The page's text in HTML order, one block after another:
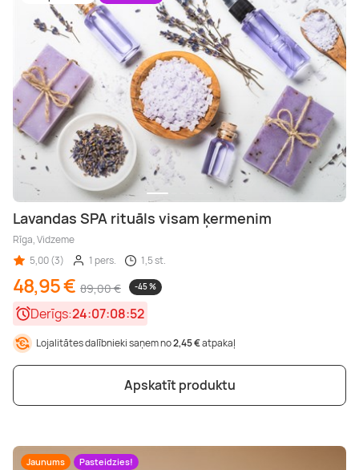
Lavandas SPA rituāls visam ķermenim
Rīga, Vidzeme
5,00 (3)
1 pers. 1,5 st.
48,95 € 89,00 € -45 %
Derīgs:24:07:08:50
Lojalitātes dalībnieki saņem no2,45 €atpakaļ
Apskatīt produktu
Jaunums Pasteidzies!